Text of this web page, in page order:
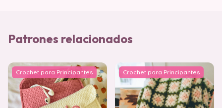
Patrones relacionados
Crochet para Principantes Crochet para Principantes